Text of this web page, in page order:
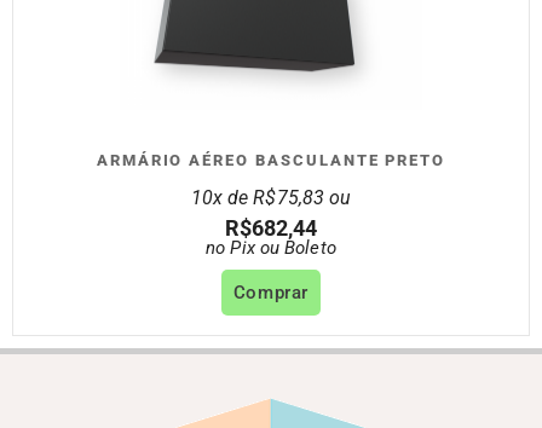
ARMÁRIO AÉREO BASCULANTE PRETO
10x deR$75,83 ou
R$682,44
no Pix ou Boleto
Comprar